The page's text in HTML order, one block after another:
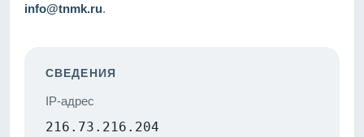
info@tnmk.ru.
СВЕДЕНИЯ
IP-адрес
216.73.216.204